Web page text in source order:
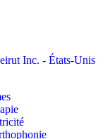
Inc. - États-Unis